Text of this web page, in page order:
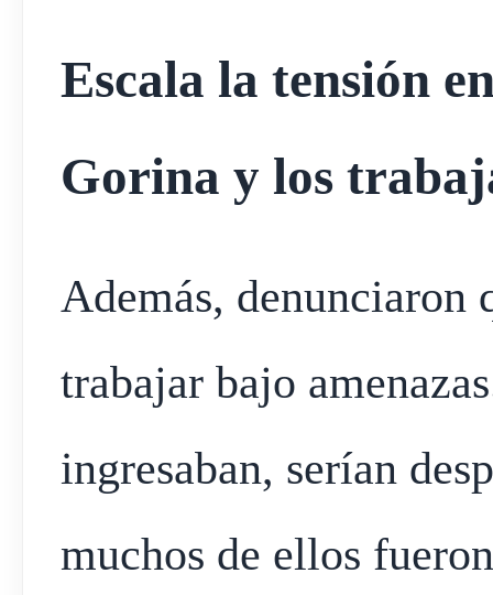
Escala la tensión
Gorina y los
Además, denunciaron
trabajar bajo
ingresaban, serían
muchos de ellos